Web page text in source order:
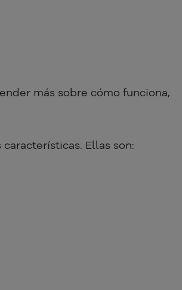
más sobre cómo funciona,
Ellas son: